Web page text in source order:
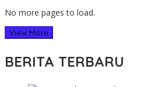
No more pages to load.
View More
BERITA TERBARU